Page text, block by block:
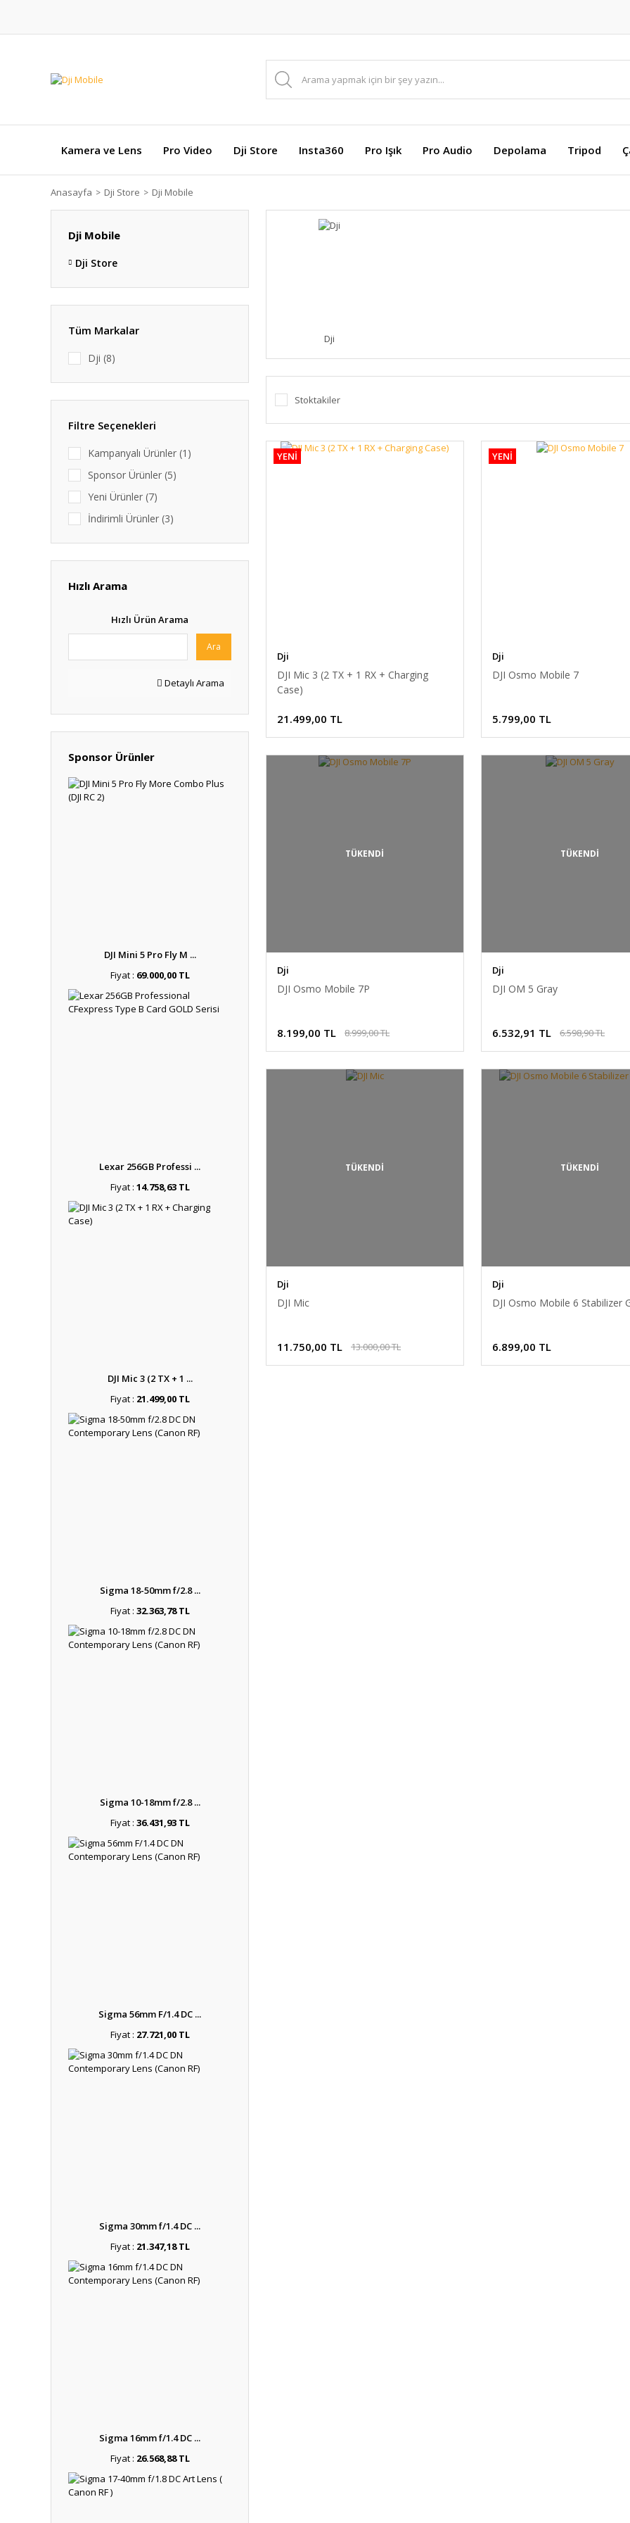
Kamera ve Lens Pro Video Dji Store Insta360 Pro Işık Pro Audio Depolama Tripod
Anasayfa Dji Store Dji Mobile
Dji Mobile
Dji Store
Tüm Markalar
Dji (8)
Filtre Seçenekleri
Kampanyalı Ürünler (1)
Sponsor Ürünler (5)
Yeni Ürünler (7)
İndirimli Ürünler (3)
Hızlı Arama
Hızlı Ürün Arama
Ara
Detaylı Arama
Sponsor Ürünler
DJI Mini 5 Pro Fly M ...
Fiyat : 69.000,00 TL
Lexar 256GB Professi ...
Fiyat : 14.758,63 TL
DJI Mic 3 (2 TX + 1 ...
Fiyat : 21.499,00 TL
Sigma 18-50mm f/2.8 ...
Fiyat : 32.363,78 TL
Sigma 10-18mm f/2.8 ...
Fiyat : 36.431,93 TL
Sigma 56mm F/1.4 DC ...
Fiyat : 27.721,00 TL
Sigma 30mm f/1.4 DC ...
Fiyat : 21.347,18 TL
Sigma 16mm f/1.4 DC ...
Fiyat : 26.568,88 TL
Dji
Stoktakiler
YENİ
Dji
DJI Mic 3 (2 TX + 1 RX + Charging
Case)
21.499,00 TL
YENİ
Dji
DJI Osmo Mobile 7
5.799,00 TL
TÜKENDİ
Dji
DJI Osmo Mobile 7P
8.199,00 TL 8.999,00 TL
TÜKENDİ
Dji
DJI OM 5 Gray
6.532,91 TL 6.598,90 TL
TÜKENDİ
Dji
DJI Mic
11.750,00 TL 13.000,00 TL
TÜKENDİ
Dji
DJI Osmo Mobile 6 Stabilizer
6.899,00 TL